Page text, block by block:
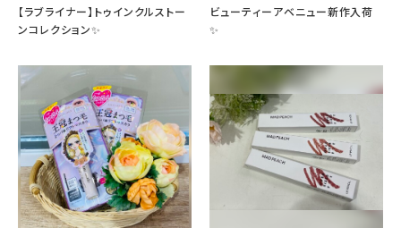
【ラブライナー】トゥインクルストー
ンコレクション✨
ビューティーアベニュー新作入荷
✨